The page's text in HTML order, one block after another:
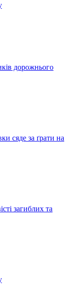
дорожнього
сяде за ґрати на
загиблих та